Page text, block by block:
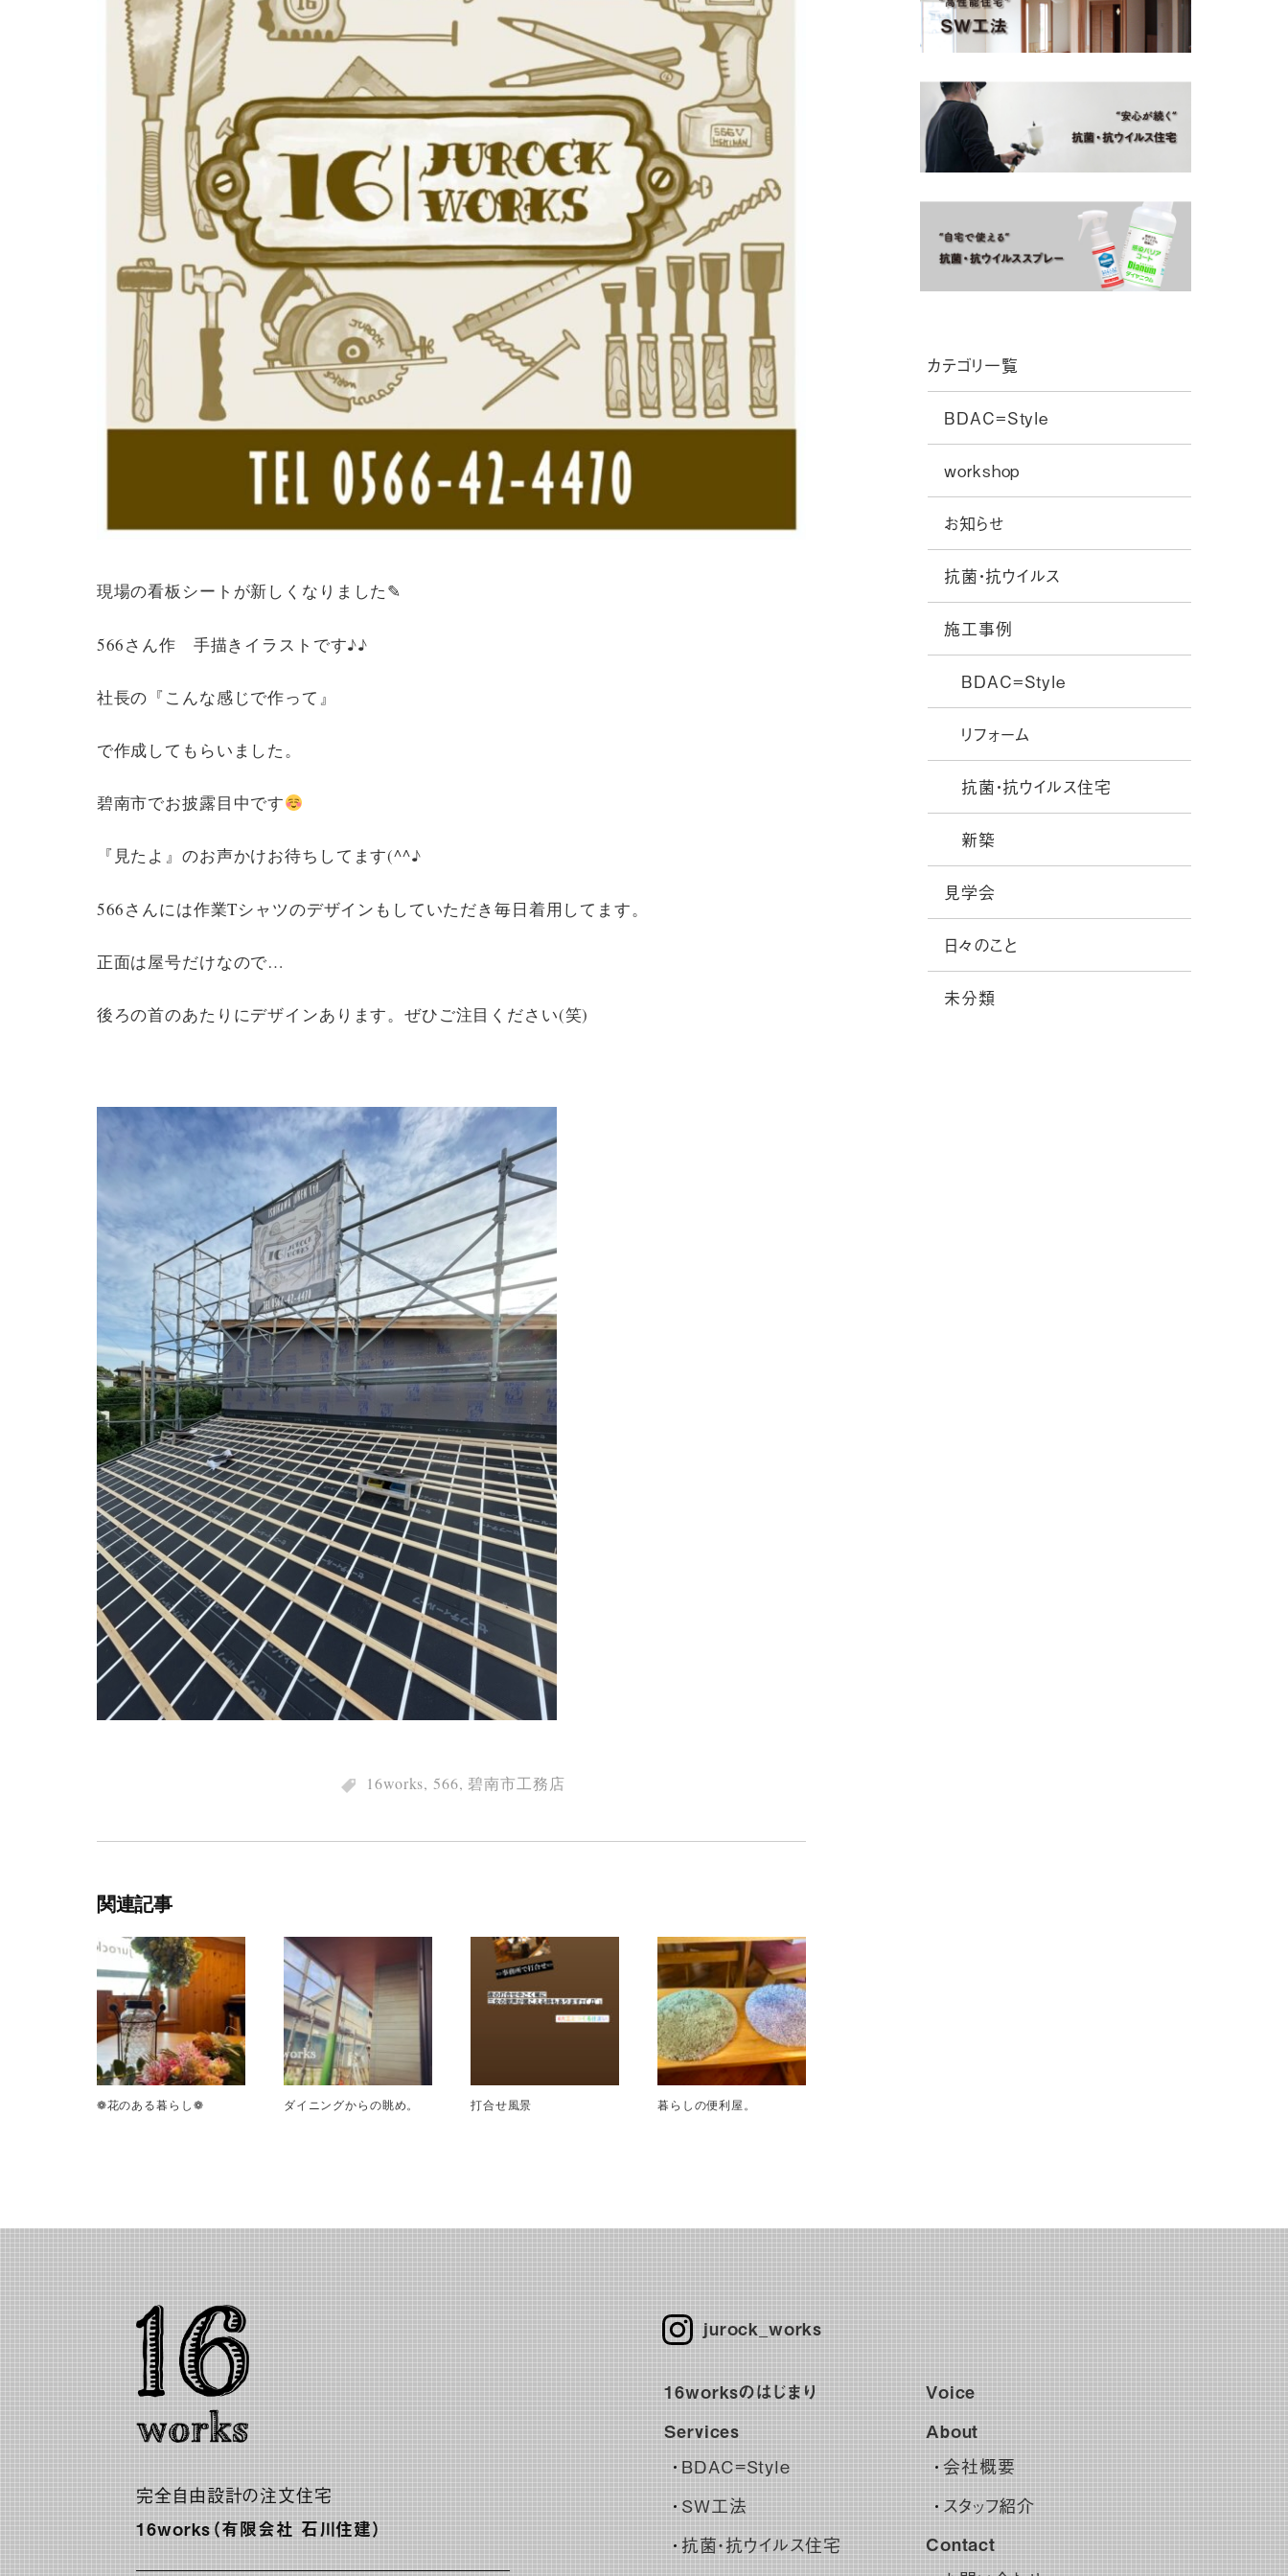
現場の看板シートが新しくなりました✎
566さん作 手描きイラストです♪♪
社長の『こんな感じで作って』
で作成してもらいました。
碧南市でお披露目中です
『見たよ』のお声かけお待ちしてます(^^♪
566さんには作業Tシャツのデザインもしていただき毎日着用してます。
正面は屋号だけなので…
後ろの首のあたりにデザインあります。ぜひご注目ください(笑)
16works, 566, 碧南市工務店
関連記事
❁花のある暮らし❁ ダイニングからの眺め。 打合せ風景 暮らしの便利屋。
カテゴリ一覧
BDAC=Style
workshop
お知らせ
抗菌・抗ウイルス
施工事例
BDAC=Style
リフォーム
抗菌・抗ウイルス住宅
新築
見学会
日々のこと
未分類
jurock_works
16worksのはじまり
Services
BDAC=Style
SW工法
抗菌・抗ウイルス住宅
Voice
About
会社概要
スタッフ紹介
Contact
完全自由設計の注文住宅
16works（有限会社 石川住建）